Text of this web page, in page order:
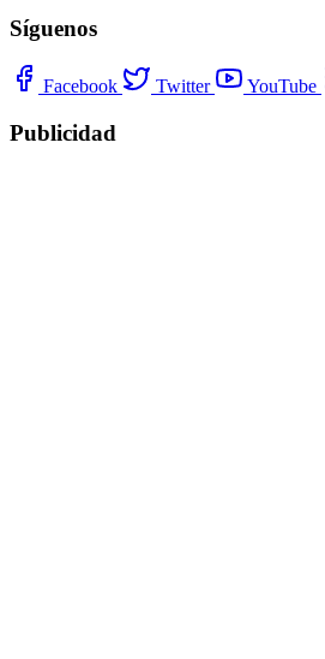
Síguenos
Facebook Twitter YouTube
Publicidad